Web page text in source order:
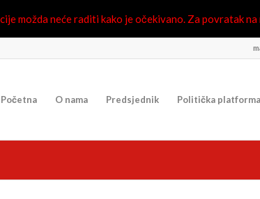
Početna O nama Predsjednik Politička platforma
možda neće raditi kako je očekivano. Za povratak